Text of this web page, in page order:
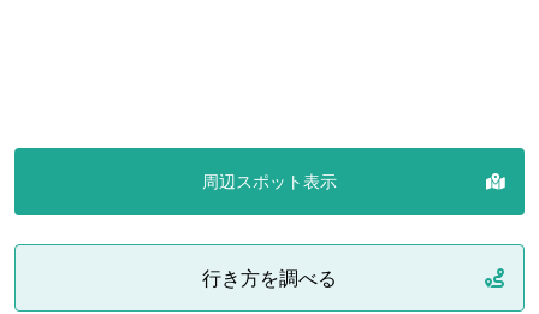
周辺スポット表示
行き方を調べる